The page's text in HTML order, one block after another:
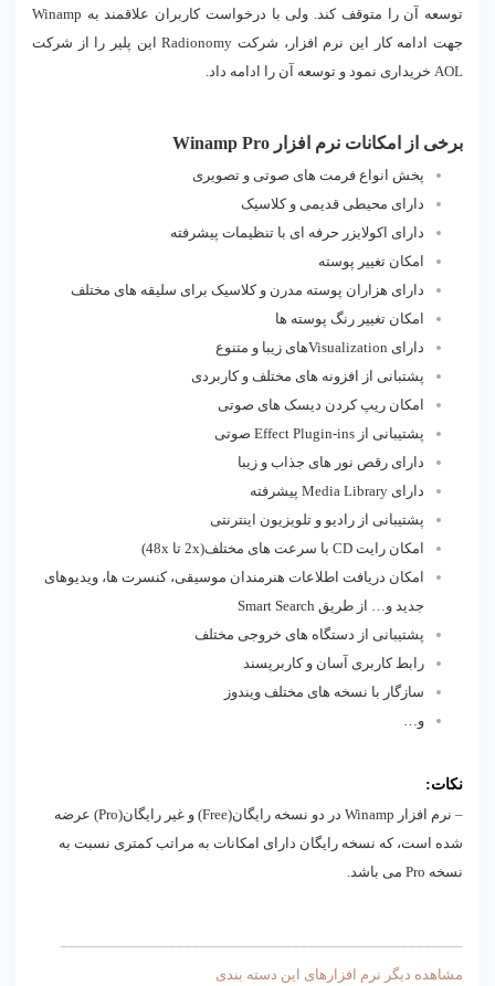
توسعه آن را متوقف کند. ولی با درخواست کاربران علاقمند به Winamp
جهت ادامه کار این نرم افزار، شرکت Radionomy این پلیر را از شرکت
AOL خریداری نمود و توسعه آن را ادامه داد.
برخی از امکانات نرم افزار Winamp Pro
پخش انواع فرمت های صوتی و تصویری
دارای محیطی قدیمی و کلاسیک
دارای اکولایزر حرفه ای با تنظیمات پیشرفته
امکان تغيير پوسته
دارای هزاران پوسته مدرن و کلاسيک برای سلیقه های مختلف
امکان تغيير رنگ پوسته ها
دارای Visualizationهای زیبا و متنوع
پشتبانی از افزونه های مختلف و کاربردی
امکان ریپ کردن دیسک های صوتی
پشتيبانى از Effect Plugin-ins صوتى
دارای رقص نور های جذاب و زيبا
دارای Media Library پيشرفته
پشتيبانى از راديو و تلويزيون اينترنتى
امکان رایت CD با سرعت های مختلف(2x تا 48x)
امکان دريافت اطلاعات هنرمندان موسيقی، كنسرت ها، ويدیوهای
جديد و… از طريق Smart Search
پشتیبانی از دستگاه های خروجی مختلف
رابط کاربری آسان و کاربرپسند
سازگار با نسخه های مختلف ویندوز
و…
نکات:
– نرم افزار Winamp در دو نسخه رایگان(Free) و غیر رایگان(Pro) عرضه
شده است، که نسخه رایگان دارای امکانات به مراتب کمتری نسبت به
نسخه Pro می باشد.
مشاهده دیگر نرم افزارهای این دسته بندی